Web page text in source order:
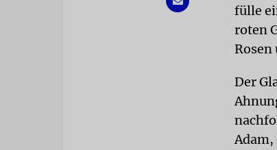
fülle
roten
Rosen
Der